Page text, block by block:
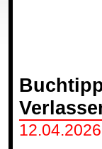
12.04.2026